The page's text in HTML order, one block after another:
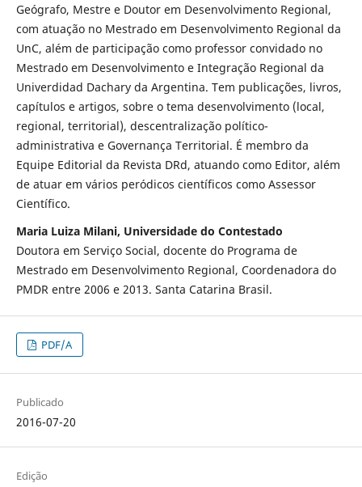
Geógrafo, Mestre e Doutor em Desenvolvimento Regional,
com atuação no Mestrado em Desenvolvimento Regional da
UnC, além de participação como professor convidado no
Mestrado em Desenvolvimento e Integração Regional da
Univerdidad Dachary da Argentina. Tem publicações, livros,
capítulos e artigos, sobre o tema desenvolvimento (local,
regional, territorial), descentralização político-
administrativa e Governança Territorial. É membro da
Equipe Editorial da Revista DRd, atuando como Editor, além
de atuar em vários peródicos científicos como Assessor
Científico.
Maria Luiza Milani, Universidade do Contestado
Doutora em Serviço Social, docente do Programa de
Mestrado em Desenvolvimento Regional, Coordenadora do
PMDR entre 2006 e 2013. Santa Catarina Brasil.
PDF/A
Publicado
2016-07-20
Edição